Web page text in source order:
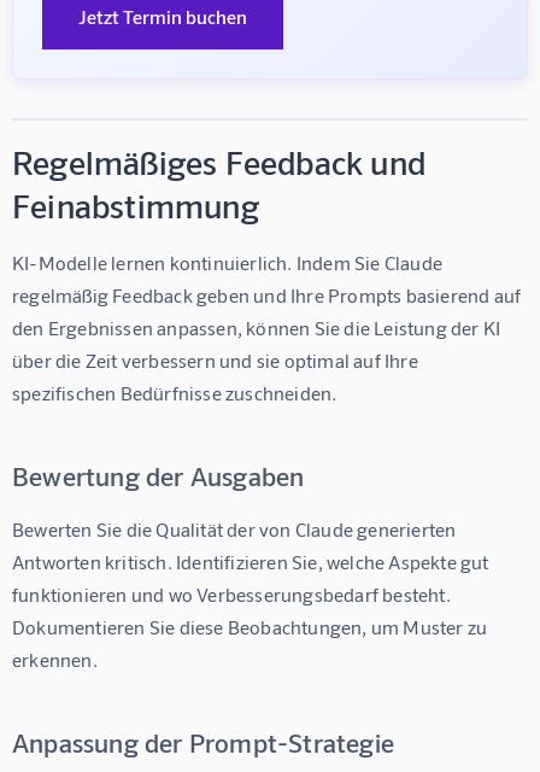
Jetzt Termin buchen
Regelmäßiges Feedback und
Feinabstimmung
KI-Modelle lernen kontinuierlich. Indem Sie Claude
regelmäßig Feedback geben und Ihre Prompts basierend auf
den Ergebnissen anpassen, können Sie die Leistung der KI
über die Zeit verbessern und sie optimal auf Ihre
spezifischen Bedürfnisse zuschneiden.
Bewertung der Ausgaben
Bewerten Sie die Qualität der von Claude generierten
Antworten kritisch. Identifizieren Sie, welche Aspekte gut
funktionieren und wo Verbesserungsbedarf besteht.
Dokumentieren Sie diese Beobachtungen, um Muster zu
erkennen.
Anpassung der Prompt-Strategie